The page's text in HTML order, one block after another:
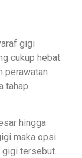
gigi
cukup hebat.
perawatan
tahap.
hingga
maka opsi
gigi tersebut.